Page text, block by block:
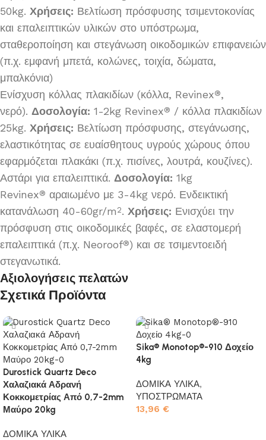
50kg. Χρήσεις: Βελτίωση πρόσφυσης τσιμεντοκονίας
και επαλειπτικών υλικών στο υπόστρωμα,
σταθεροποίηση και στεγάνωση οικοδομικών επιφανειών
(π.χ. εμφανή μπετά, κολώνες, τοιχία, δώματα,
μπαλκόνια)
Ενίσχυση κόλλας πλακιδίων (κόλλα, Revinex®,
νερό). Δοσολογία: 1-2kg Revinex® / κόλλα πλακιδίων
25kg. Χρήσεις: Βελτίωση πρόσφυσης, στεγάνωσης,
ελαστικότητας σε ευαίσθητους υγρούς χώρους όπου
εφαρμόζεται πλακάκι (π.χ. πισίνες, λουτρά, κουζίνες).
Αστάρι για επαλειπτικά. Δοσολογία: 1kg
Revinex® αραιωμένο με 3-4kg νερό. Ενδεικτική
κατανάλωση 40-60gr/m2. Χρήσεις: Ενισχύει την
πρόσφυση στις οικοδομικές βαφές, σε ελαστομερή
επαλειπτικά (π.χ. Neoroof®) και σε τσιμεντοειδή
στεγανωτικά.
Αξιολογήσεις πελατών
Σχετικά Προϊόντα
Durostick Quartz Deco
Χαλαζιακά Αδρανή
Κοκκομετρίας Από 0,7-2mm
Μαύρο 20kg
ΔΟΜΙΚΑ ΥΛΙΚΑ
Sika® Monotop®-910 Δοχείο
4kg
ΔΟΜΙΚΑ ΥΛΙΚΑ,
ΥΠΟΣΤΡΩΜΑΤΑ
13,96 €